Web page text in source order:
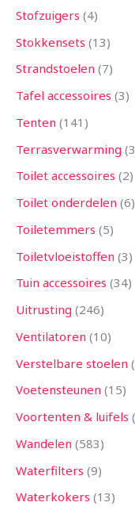
Stofzuigers 4
Stokkensets 13
Strandstoelen 7
Tafel accessoires 3
Tenten 141
Terrasverwarming 3
Toilet accessoires 2
Toilet onderdelen 6
Toiletemmers 5
Toiletvloeistoffen 3
Tuin accessoires 34
Uitrusting 246
Ventilatoren 10
Verstelbare stoelen
Voetensteunen 15
Voortenten & luifels
Wandelen 583
Waterfilters 9
Waterkokers 13